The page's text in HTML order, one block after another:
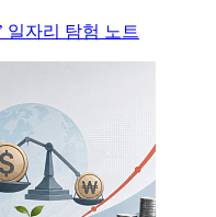
일자리 탐험 노트